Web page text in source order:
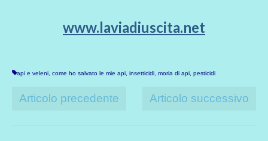
www.laviadiuscita.net
api e veleni come ho salvato le mie api insetticidi moria di api pesticidi
Articolo precedente Articolo successivo